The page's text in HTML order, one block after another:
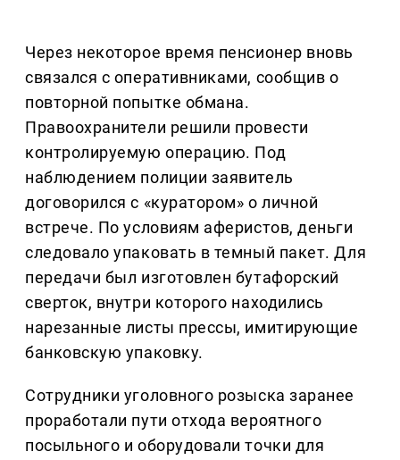
Через некоторое время пенсионер вновь
связался с оперативниками, сообщив о
повторной попытке обмана.
Правоохранители решили провести
контролируемую операцию. Под
наблюдением полиции заявитель
договорился с «куратором» о личной
встрече. По условиям аферистов, деньги
следовало упаковать в темный пакет. Для
передачи был изготовлен бутафорский
сверток, внутри которого находились
нарезанные листы прессы, имитирующие
банковскую упаковку.
Сотрудники уголовного розыска заранее
проработали пути отхода вероятного
посыльного и оборудовали точки для